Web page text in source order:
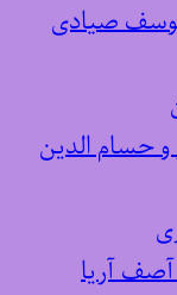
صیادی
و حسام الدین
آریا